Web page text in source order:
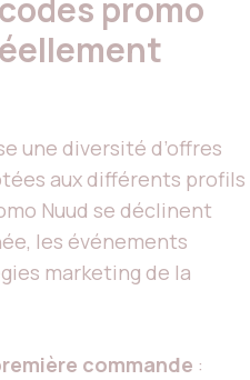
une diversité d’offres
aux différents profils
Nuud se déclinent
les événements
marketing de la
commande :